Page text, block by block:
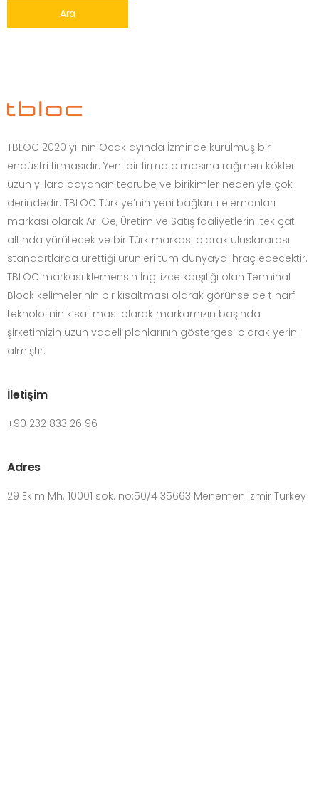
Ara
TBLOC 2020 yılının Ocak ayında İzmir’de kurulmuş bir
endüstri firmasıdır. Yeni bir firma olmasına rağmen kökleri
uzun yıllara dayanan tecrübe ve birikimler nedeniyle çok
derindedir. TBLOC Türkiye’nin yeni bağlantı elemanları
markası olarak Ar-Ge, Üretim ve Satış faaliyetlerini tek çatı
altında yürütecek ve bir Türk markası olarak uluslararası
standartlarda ürettiği ürünleri tüm dünyaya ihraç edecektir.
TBLOC markası klemensin İngilizce karşılığı olan Terminal
Block kelimelerinin bir kısaltması olarak görünse de t harfi
teknolojinin kısaltması olarak markamızın başında
şirketimizin uzun vadeli planlarının göstergesi olarak yerini
almıştır.
İletişim
+90 232 833 26 96
Adres
29 Ekim Mh. 10001 sok. no:50/4 35663 Menemen Izmir Turkey